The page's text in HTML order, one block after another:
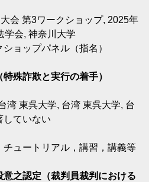
会 第3ワークショップ, 2025年
学会, 神奈川大学
ョップパネル（指名）
殊詐欺と実行の着手）
湾 東呉大学, 台湾 東呉大学, 台
していない
ュートリアル，講習，講義等
意之認定（裁判員裁判における